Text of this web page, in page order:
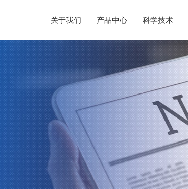
关于我们 产品中心 科学技术